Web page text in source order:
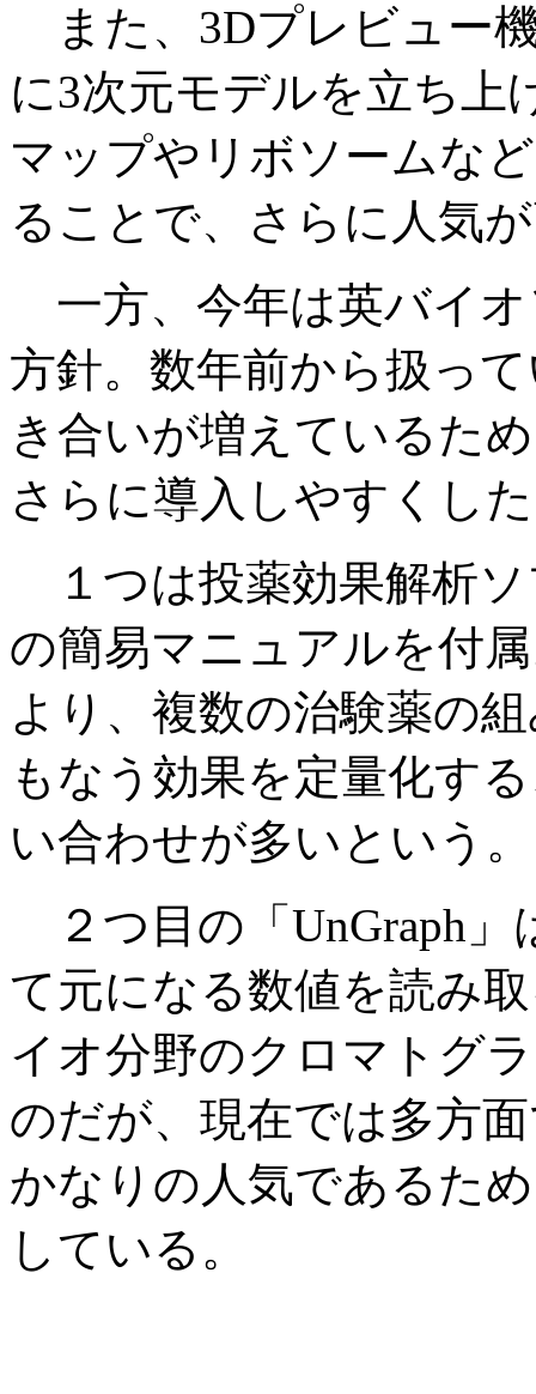
また、3Dプレビュー
に3次元モデルを立ち上
マップやリボソームな
ることで、さらに人気
一方、今年は英バイ
方針。数年前から扱っ
き合いが増えているた
さらに導入しやすくし
１つは投薬効果解析ソ
の簡易マニュアルを付
より、複数の治験薬の
もなう効果を定量化す
い合わせが多いという。
２つ目の「UnGraph」
て元になる数値を読み
イオ分野のクロマトグ
のだが、現在では多方
かなりの人気であるた
している。